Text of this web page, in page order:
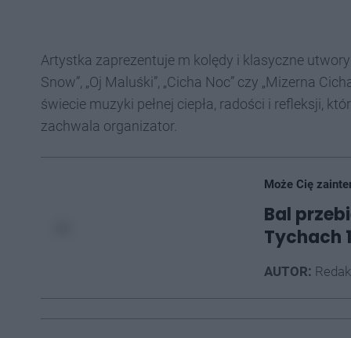
Artystka zaprezentuje m kolędy i klasyczne
Snow”, „Oj Maluśki”, „Cicha Noc” czy „Mizerna
świecie muzyki pełnej ciepła, radości i refleksji,
zachwala organizator.
Może Cię
Bal
Tychach
AUTOR: